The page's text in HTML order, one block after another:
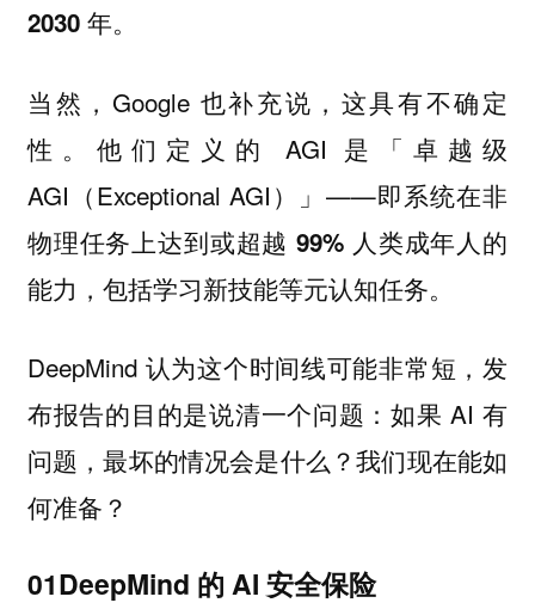
2030 年。
当然，Google 也补充说，这具有不确定
性。他们定义的 AGI 是「卓越级
AGI（Exceptional AGI）」——即系统在非
物理任务上达到或超越 99% 人类成年人的
能力，包括学习新技能等元认知任务。
DeepMind 认为这个时间线可能非常短，发
布报告的目的是说清一个问题：如果 AI 有
问题，最坏的情况会是什么？我们现在能如
何准备？
01DeepMind 的 AI 安全保险